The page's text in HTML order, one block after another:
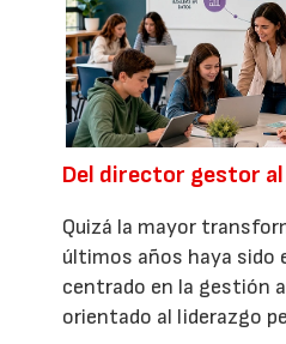
Del director gestor
Quizá la mayor
últimos años haya sido
centrado en la gestión
orientado al liderazgo